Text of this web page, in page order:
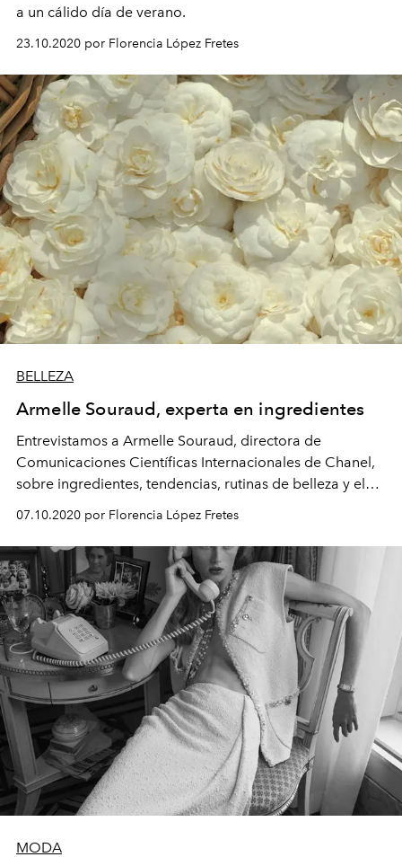
a un cálido día de verano.
23.10.2020 por Florencia López Fretes
BELLEZA
Armelle Souraud, experta en ingredientes
Entrevistamos a Armelle Souraud, directora de
Comunicaciones Científicas Internacionales de Chanel,
sobre ingredientes, tendencias, rutinas de belleza y el
futuro de la industria cosmética.
07.10.2020 por Florencia López Fretes
MODA